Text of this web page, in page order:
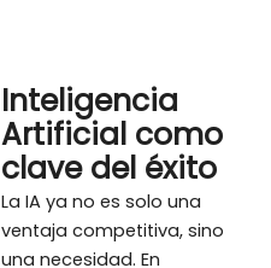
Inteligencia
Artificial como
clave del éxito
La IA ya no es solo una
ventaja competitiva, sino
una necesidad. En